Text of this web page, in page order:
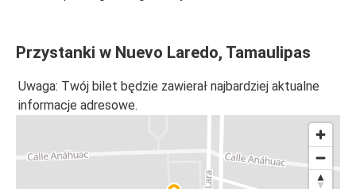
Przystanki w Nuevo Laredo, Tamaulipas
Uwaga: Twój bilet będzie zawierał najbardziej aktualne
informacje adresowe.